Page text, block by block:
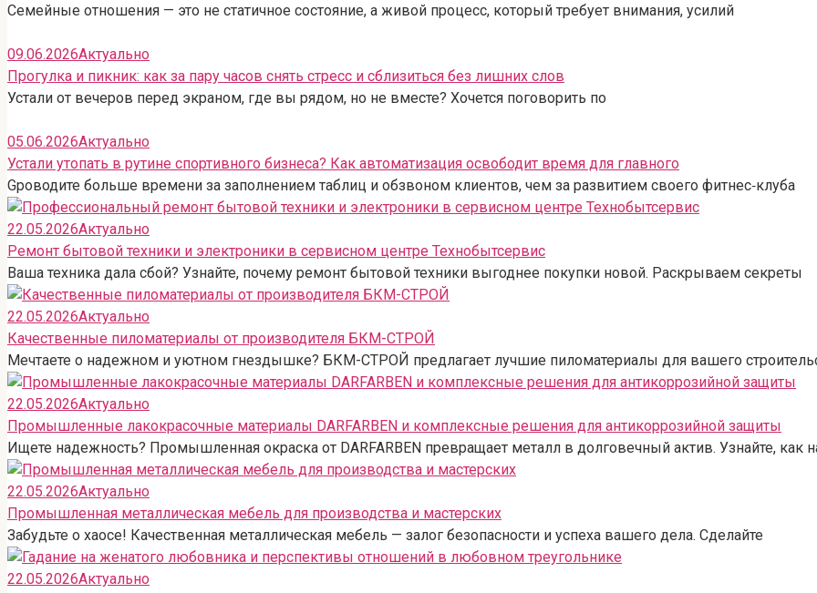
Семейные отношения — это не статичное состояние, а живой процесс, который требует внимания, усилий
09.06.2026Актуально
Прогулка и пикник: как за пару часов снять стресс и сблизиться без лишних слов
Устали от вечеров перед экраном, где вы рядом, но не вместе? Хочется поговорить по
05.06.2026Актуально
Устали утопать в рутине спортивного бизнеса? Как автоматизация освободит время для главного
Gроводите больше времени за заполнением таблиц и обзвоном клиентов, чем за развитием своего фитнес‑клуба
22.05.2026Актуально
Ремонт бытовой техники и электроники в сервисном центре Технобытсервис
Ваша техника дала сбой? Узнайте, почему ремонт бытовой техники выгоднее покупки новой. Раскрываем секреты
22.05.2026Актуально
Качественные пиломатериалы от производителя БКМ-СТРОЙ
Мечтаете о надежном и уютном гнездышке? БКМ-СТРОЙ предлагает лучшие пиломатериалы для вашего
22.05.2026Актуально
Промышленные лакокрасочные материалы DARFARBEN и комплексные решения для антикоррозийной защиты
Ищете надежность? Промышленная окраска от DARFARBEN превращает металл в долговечный актив. Узнайте, как
22.05.2026Актуально
Промышленная металлическая мебель для производства и мастерских
Забудьте о хаосе! Качественная металлическая мебель — залог безопасности и успеха вашего дела. Сделайте
22.05.2026Актуально